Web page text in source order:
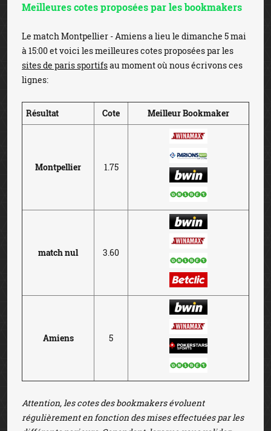
Meilleures cotes proposées par les bookmakers
Le match Montpellier - Amiens a lieu le dimanche 5 mai
à 15:00 et voici les meilleures cotes proposées par les
sites de paris sportifsau moment où nous écrivons ces
lignes:
Résultat Cote Meilleur Bookmaker
Montpellier 1.75
match nul 3.60
Amiens 5
Attention, les cotes des bookmakers évoluent
régulièrement en fonction des mises effectuées par les